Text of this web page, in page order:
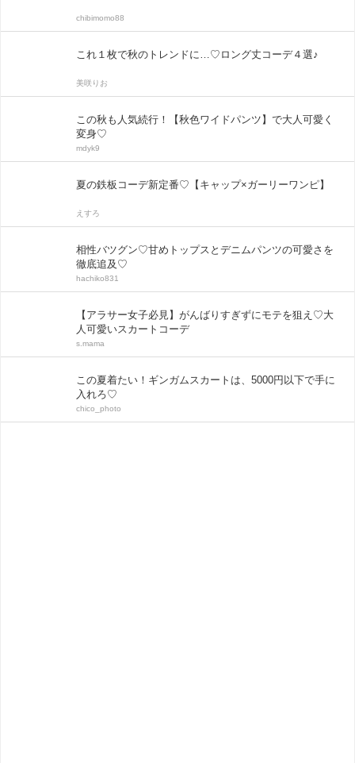
chibimomo88
これ１枚で秋のトレンドに…♡ロング丈コーデ４選♪
美咲りお
この秋も人気続行！【秋色ワイドパンツ】で大人可愛く
変身♡
mdyk9
夏の鉄板コーデ新定番♡【キャップ×ガーリーワンピ】
えすろ
相性バツグン♡甘めトップスとデニムパンツの可愛さを
徹底追及♡
hachiko831
【アラサー女子必見】がんばりすぎずにモテを狙え♡大
人可愛いスカートコーデ
s.mama
この夏着たい！ギンガムスカートは、5000円以下で手に
入れろ♡
chico_photo